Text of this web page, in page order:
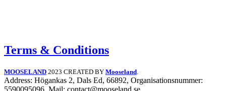
Terms & Conditions
MOOSELAND 2023 CREATED BY Mooseland.
Address: Högankas 2, Dals Ed, 66892, Organisationsnummer: